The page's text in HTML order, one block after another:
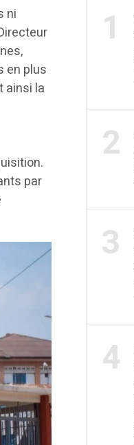
ni
en plus
ainsi la
par
1
2
3
4